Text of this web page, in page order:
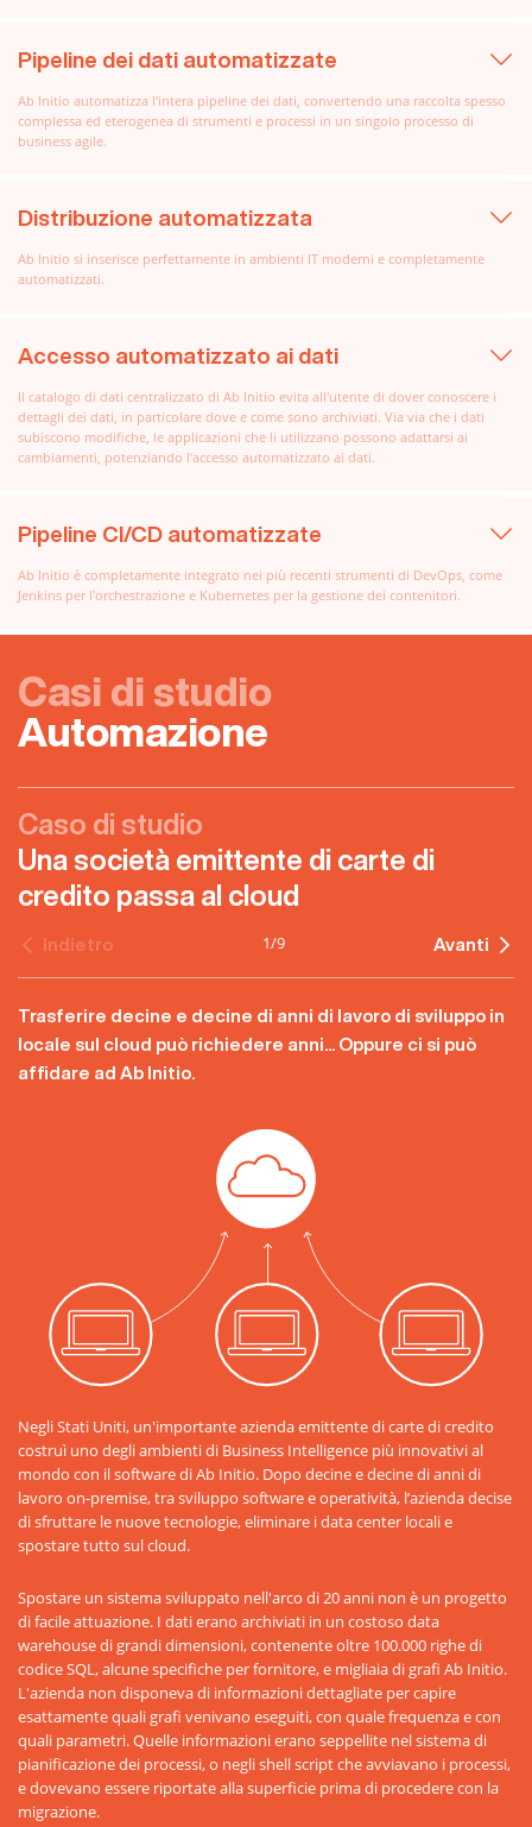
Pipeline dei dati automatizzate
Ab Initio automatizza l'intera pipeline dei dati, convertendo una raccolta spesso
complessa ed eterogenea di strumenti e processi in un singolo processo di
business agile.
Distribuzione automatizzata
Ab Initio si inserisce perfettamente in ambienti IT moderni e completamente
automatizzati.
Accesso automatizzato ai dati
Il catalogo di dati centralizzato di Ab Initio evita all'utente di dover conoscere i
dettagli dei dati, in particolare dove e come sono archiviati. Via via che i dati
subiscono modifiche, le applicazioni che li utilizzano possono adattarsi ai
cambiamenti, potenziando l'accesso automatizzato ai dati.
Pipeline CI/CD automatizzate
Ab Initio è completamente integrato nei più recenti strumenti di DevOps, come
Jenkins per l'orchestrazione e Kubernetes per la gestione dei contenitori.
Casi di studio
Automazione
Caso di studio
Una società emittente di carte di
credito passa al cloud
Indietro 1/9 Avanti
Trasferire decine e decine di anni di lavoro di sviluppo in
locale sul cloud può richiedere anni... Oppure ci si può
affidare ad Ab Initio.
Negli Stati Uniti, un'importante azienda emittente di carte di credito
costruì uno degli ambienti di Business Intelligence più innovativi al
mondo con il software di Ab Initio. Dopo decine e decine di anni di
lavoro on-premise, tra sviluppo software e operatività, l’azienda decise
di sfruttare le nuove tecnologie, eliminare i data center locali e
spostare tutto sul cloud.
Spostare un sistema sviluppato nell'arco di 20 anni non è un progetto
di facile attuazione. I dati erano archiviati in un costoso data
warehouse di grandi dimensioni, contenente oltre 100.000 righe di
codice SQL, alcune specifiche per fornitore, e migliaia di grafi Ab Initio.
L'azienda non disponeva di informazioni dettagliate per capire
esattamente quali grafi venivano eseguiti, con quale frequenza e con
quali parametri. Quelle informazioni erano seppellite nel sistema di
pianificazione dei processi, o negli shell script che avviavano i processi,
e dovevano essere riportate alla superficie prima di procedere con la
migrazione.